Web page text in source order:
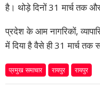
है। थोड़े दिनों 31 मार्च तक
प्रदेश के आम नागरिकों,
में दिया है वैसे ही 31 मार्च तक
प्रमुख समाचार रायपुर रायपुर